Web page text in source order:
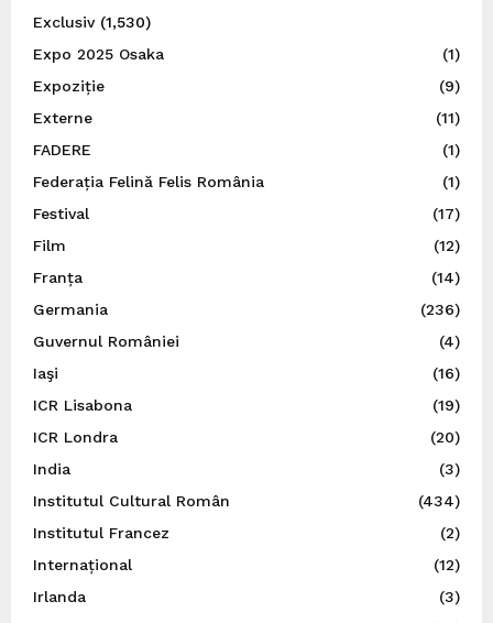
Exclusiv(1,530)
Expo 2025 Osaka
(1)
Expoziție
(9)
Externe
(11)
FADERE
(1)
Federația Felină Felis România
(1)
Festival
(17)
Film
(12)
Franța
(14)
Germania
(236)
Guvernul României
(4)
Iaşi
(16)
ICR Lisabona
(19)
ICR Londra
(20)
India
(3)
Institutul Cultural Român
(434)
Institutul Francez
(2)
Internațional
(12)
Irlanda
(3)